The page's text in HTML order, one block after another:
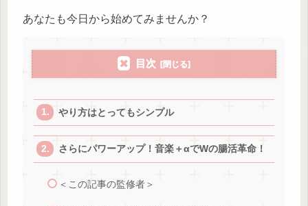
あなたも今日から始めてみませんか？
目次
やり方はとってもシンプル
さらにパワーアップ！音楽＋αでWの腸活革命！
＜この記事の監修者＞